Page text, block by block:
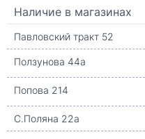
Наличие в магазинах
Павловский тракт 52
Ползунова 44а
Попова 214
С.Поляна 22а